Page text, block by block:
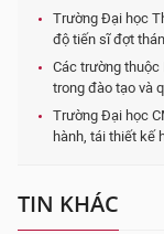
Trường Đại học
độ tiến sĩ đợt
Các trường thuộc
trong đào tạo và
Trường Đại học
hành, tái thiết kế
TIN KHÁC